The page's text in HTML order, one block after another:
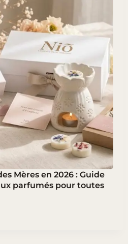
Mères en 2026 : Guide
parfumés pour toutes